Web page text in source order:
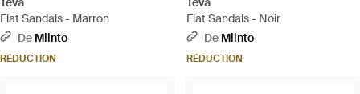
Flat Sandals - Marron
De Miinto
RÉDUCTION
Flat Sandals - Noir
De Miinto
RÉDUCTION